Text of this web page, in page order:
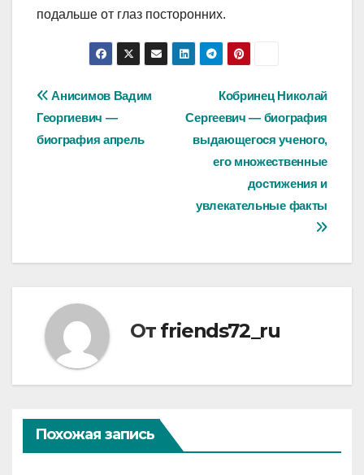
подальше от глаз посторонних.
Навигация
по
Кобринец Николай
Сергеевич — биография
выдающегося ученого,
его множественные
достижения и
увлекательные факты
Анисимов Вадим
Георгиевич —
биография апрель
От friends72_ru
Похожая запись